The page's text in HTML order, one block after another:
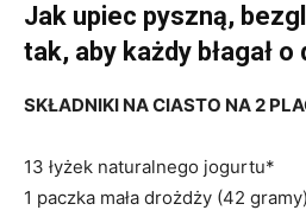
Jak upiec pyszną,
tak, aby każdy błagał o
SKŁADNIKI NA CIASTO NA 2
13 łyżek naturalnego jogurtu*
1 paczka mała drożdży (42